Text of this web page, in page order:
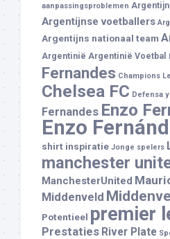
aanpassingsproblemen
Argentijnse voetballers
Argentijns nationaal team
Argentinië Argentinië Voetbal
Fernandes Champions
Chelsea FC Defensa
Fernandes Enzo
Enzo
shirt inspiratie Jonge spelers
manchester
ManchesterUnited
Middenveld
Potentieel premier
Prestaties River Plate